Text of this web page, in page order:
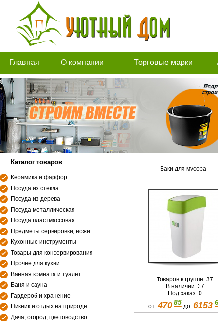
Главная О компании Торговые марки
Каталог товаров
Керамика и фарфор
Посуда из стекла
Посуда из дерева
Посуда металлическая
Посуда пластмассовая
Предметы сервировки, ножи
Кухонные инструменты
Товары для консервирования
Прочее для кухни
Ванная комната и туалет
Баня и сауна
Гардероб и хранение
Пикник и отдых на природе
Дача, огород, цветоводство
Баки для мусора
Товаров в группе: 37
В наличии: 37
Под заказ: 0
от470 85до6153